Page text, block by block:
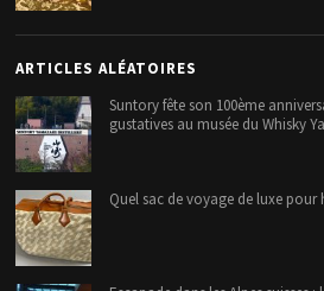
ARTICLES ALÉATOIRES
Suntory fête son 100ème
gustatives au musée du Whisky
Quel sac de voyage de luxe